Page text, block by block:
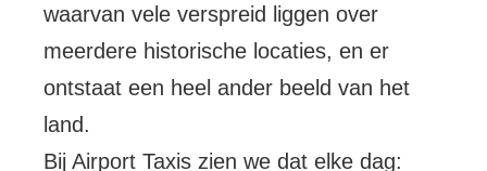
waarvan vele verspreid liggen over
meerdere historische locaties, en er
ontstaat een heel ander beeld van het
land.
Bij Airport Taxis zien we dat elke dag: